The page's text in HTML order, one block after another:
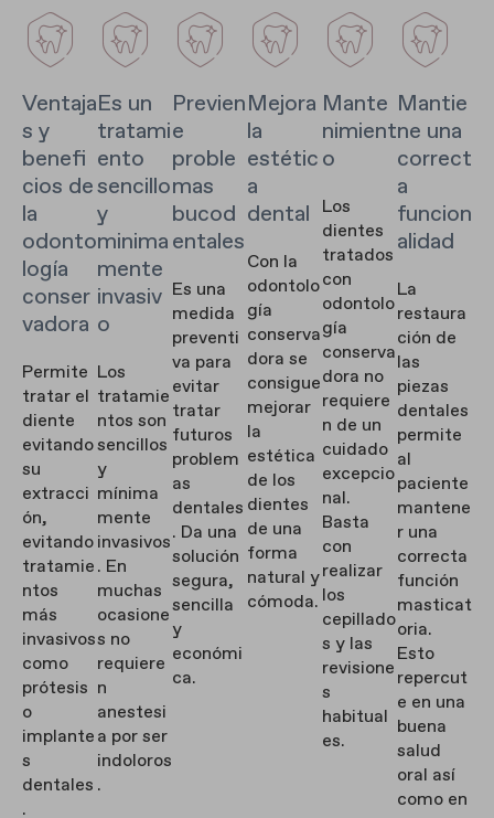
Ventaja
s y
benefi
cios de
la
odonto
logía
conser
vadora
Permite
tratar el
diente
evitando
su
extracci
ón,
evitando
tratamie
ntos
más
invasivos
como
prótesis
o
implante
s
dentales
.
Es un
tratami
ento
sencillo
y
minima
mente
invasiv
o
Los
tratamie
ntos son
sencillos
y
mínima
mente
invasivos
. En
muchas
ocasione
s no
requiere
n
anestesi
a por ser
indoloros
.
Previen
e
proble
mas
bucod
entales
Es una
medida
preventi
va para
evitar
tratar
futuros
problem
as
dentales
. Da una
solución
segura,
sencilla
y
económi
ca.
Mejora
la
estétic
a
dental
Con la
odontolo
gía
conserva
dora se
consigue
mejorar
la
estética
de los
dientes
de una
forma
natural y
cómoda.
Mante
nimient
o
Los
dientes
tratados
con
odontolo
gía
conserva
dora no
requiere
n de un
cuidado
excepcio
nal.
Basta
con
realizar
los
cepillado
s y las
revisione
s
habitual
es.
Mantie
ne una
correct
a
funcion
alidad
La
restaura
ción de
las
piezas
dentales
permite
al
paciente
mantene
r una
correcta
función
masticat
oria.
Esto
repercut
e en una
buena
salud
oral así
como en